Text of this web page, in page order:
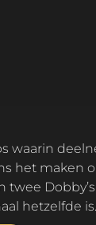
het maken
twee
hetzelfde is.